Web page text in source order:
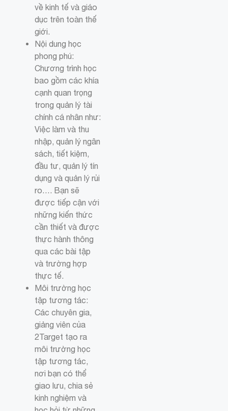
về kinh tế và giáo
dục trên toàn thế
giới.
Nội dung học
phong phú:
Chương trình học
bao gồm các khía
cạnh quan trọng
trong quản lý tài
chính cá nhân như:
Việc làm và thu
nhập, quản lý ngân
sách, tiết kiệm,
đầu tư, quản lý tín
dụng và quản lý rủi
ro…. Bạn sẽ
được tiếp cận với
những kiến thức
cần thiết và được
thực hành thông
qua các bài tập
và trường hợp
thực tế.
Môi trường học
tập tương tác:
Các chuyên gia,
giảng viên của
2Target tạo ra
môi trường học
tập tương tác,
nơi bạn có thể
giao lưu, chia sẻ
kinh nghiệm và